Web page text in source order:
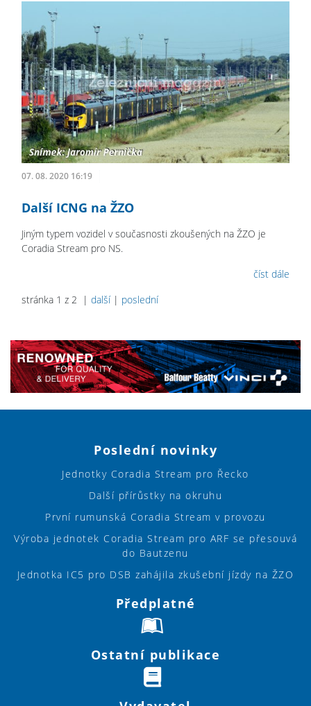
07. 08. 2020 16:19
Další ICNG na ŽZO
Jiným typem vozidel v současnosti zkoušených na ŽZO je
Coradia Stream pro NS.
číst dále
stránka 1 z 2 | další| poslední
Poslední novinky
Jednotky Coradia Stream pro Řecko
Další přírůstky na okruhu
První rumunská Coradia Stream v provozu
Výroba jednotek Coradia Stream pro ARF se přesouvá
do Bautzenu
Jednotka IC5 pro DSB zahájila zkušební jízdy na ŽZO
Předplatné
Ostatní publikace